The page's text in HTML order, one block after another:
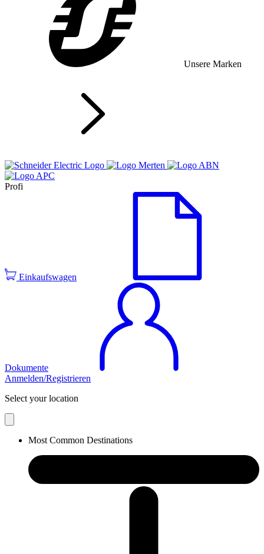
Unsere Marken
Profi
Einkaufswagen
Dokumente
Anmelden/Registrieren
Select your location
Most Common Destinations